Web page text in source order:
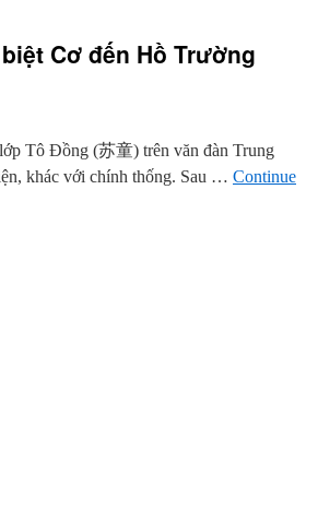
Cơ đến Hồ Trường
Tô Đồng (苏童) trên văn đàn Trung
khác với chính thống. Sau … Continue